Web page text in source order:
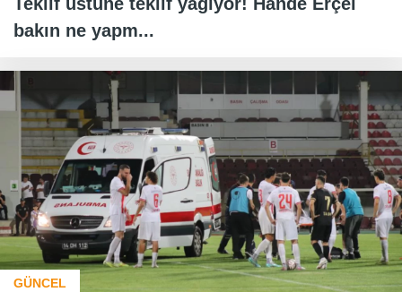
Teklif üstüne teklif yağıyor! Hande Erçel
bakın ne yapm...
GÜNCEL